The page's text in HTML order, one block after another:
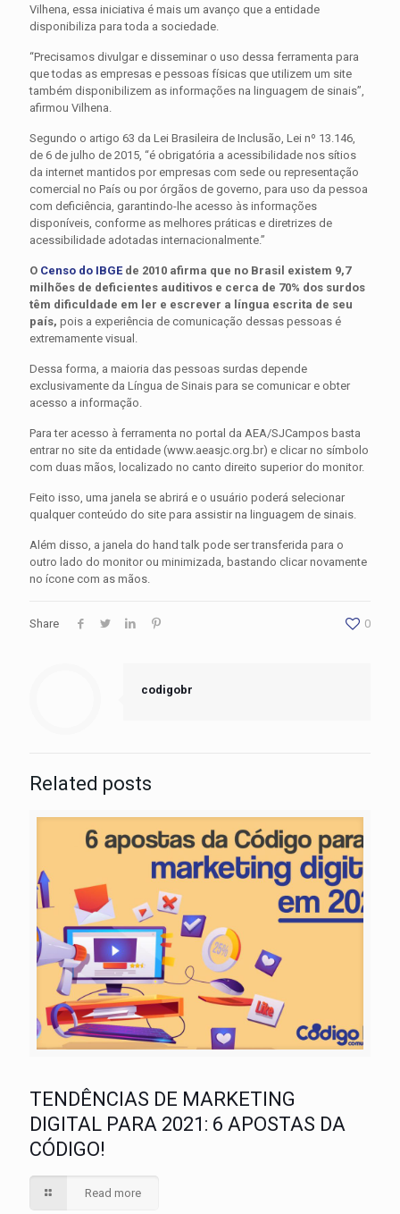
Vilhena, essa iniciativa é mais um avanço que a entidade
disponibiliza para toda a sociedade.
“Precisamos divulgar e disseminar o uso dessa ferramenta para
que todas as empresas e pessoas físicas que utilizem um site
também disponibilizem as informações na linguagem de sinais”,
afirmou Vilhena.
Segundo o artigo 63 da Lei Brasileira de Inclusão, Lei nº 13.146,
de 6 de julho de 2015, “é obrigatória a acessibilidade nos sítios
da internet mantidos por empresas com sede ou representação
comercial no País ou por órgãos de governo, para uso da pessoa
com deficiência, garantindo-lhe acesso às informações
disponíveis, conforme as melhores práticas e diretrizes de
acessibilidade adotadas internacionalmente.”
O Censo do IBGEde 2010 afirma que no Brasil existem 9,7
milhões de deficientes auditivos e cerca de 70% dos surdos
têm dificuldade em ler e escrever a língua escrita de seu
país, pois a experiência de comunicação dessas pessoas é
extremamente visual.
Dessa forma, a maioria das pessoas surdas depende
exclusivamente da Língua de Sinais para se comunicar e obter
acesso a informação.
Para ter acesso à ferramenta no portal da AEA/SJCampos basta
entrar no site da entidade (www.aeasjc.org.br) e clicar no símbolo
com duas mãos, localizado no canto direito superior do monitor.
Feito isso, uma janela se abrirá e o usuário poderá selecionar
qualquer conteúdo do site para assistir na linguagem de sinais.
Além disso, a janela do hand talk pode ser transferida para o
outro lado do monitor ou minimizada, bastando clicar novamente
no ícone com as mãos.
Share 0
codigobr
Related posts
TENDÊNCIAS DE MARKETING
DIGITAL PARA 2021: 6 APOSTAS DA
CÓDIGO!
Read more